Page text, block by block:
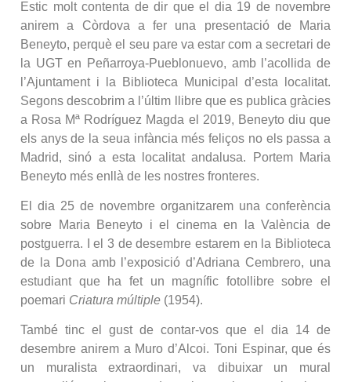
Estic molt contenta de dir que el dia 19 de novembre
anirem a Còrdova a fer una presentació de Maria
Beneyto, perquè el seu pare va estar com a secretari de
la UGT en Peñarroya-Pueblonuevo, amb l’acollida de
l’Ajuntament i la Biblioteca Municipal d’esta localitat.
Segons descobrim a l’últim llibre que es publica gràcies
a Rosa Mª Rodríguez Magda el 2019, Beneyto diu que
els anys de la seua infància més feliços no els passa a
Madrid, sinó a esta localitat andalusa. Portem Maria
Beneyto més enllà de les nostres fronteres.
El dia 25 de novembre organitzarem una conferència
sobre Maria Beneyto i el cinema en la València de
postguerra. I el 3 de desembre estarem en la Biblioteca
de la Dona amb l’exposició d’Adriana Cembrero, una
estudiant que ha fet un magnífic fotollibre sobre el
poemari Criatura múltiple (1954).
També tinc el gust de contar-vos que el dia 14 de
desembre anirem a Muro d’Alcoi. Toni Espinar, que és
un muralista extraordinari, va dibuixar un mural